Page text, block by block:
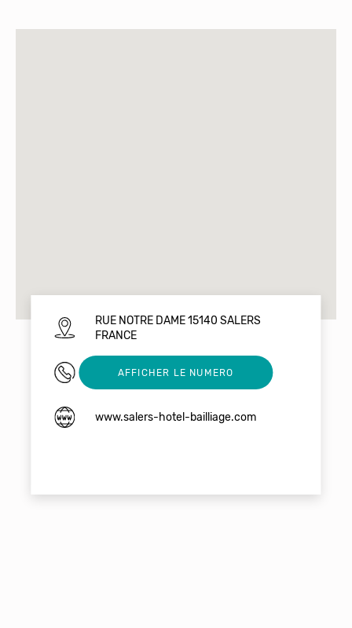
RUE NOTRE DAME 15140 SALERS
FRANCE
0471407195
AFFICHER LE NUMERO
www.salers-hotel-bailliage.com